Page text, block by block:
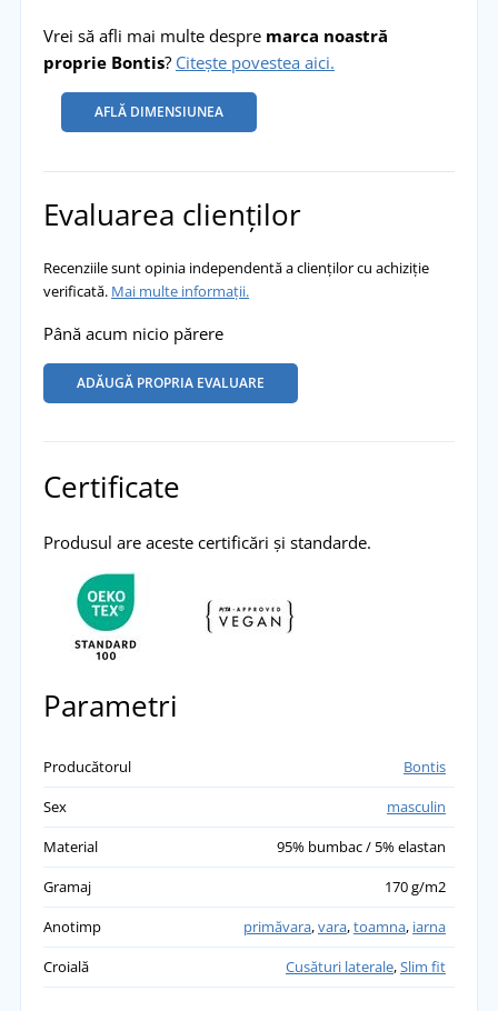
Vrei să afli mai multe despre marca noastră
proprie Bontis? Citește povestea aici.
AFLĂ DIMENSIUNEA
Evaluarea clienților
Recenziile sunt opinia independentă a clienților cu achiziție
verificată. Mai multe informații.
Până acum nicio părere
ADĂUGĂ PROPRIA EVALUARE
Certificate
Produsul are aceste certificări și standarde.
Parametri
Producătorul
Bontis
Sex
masculin
Material
95% bumbac / 5% elastan
Gramaj
170 g/m2
Anotimp
primăvara,vara,toamna, iarna
Croială
Cusături laterale,Slim fit